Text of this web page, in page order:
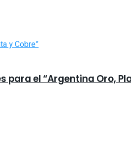
para el “Argentina Oro,